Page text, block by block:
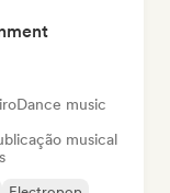
Dance music
musical